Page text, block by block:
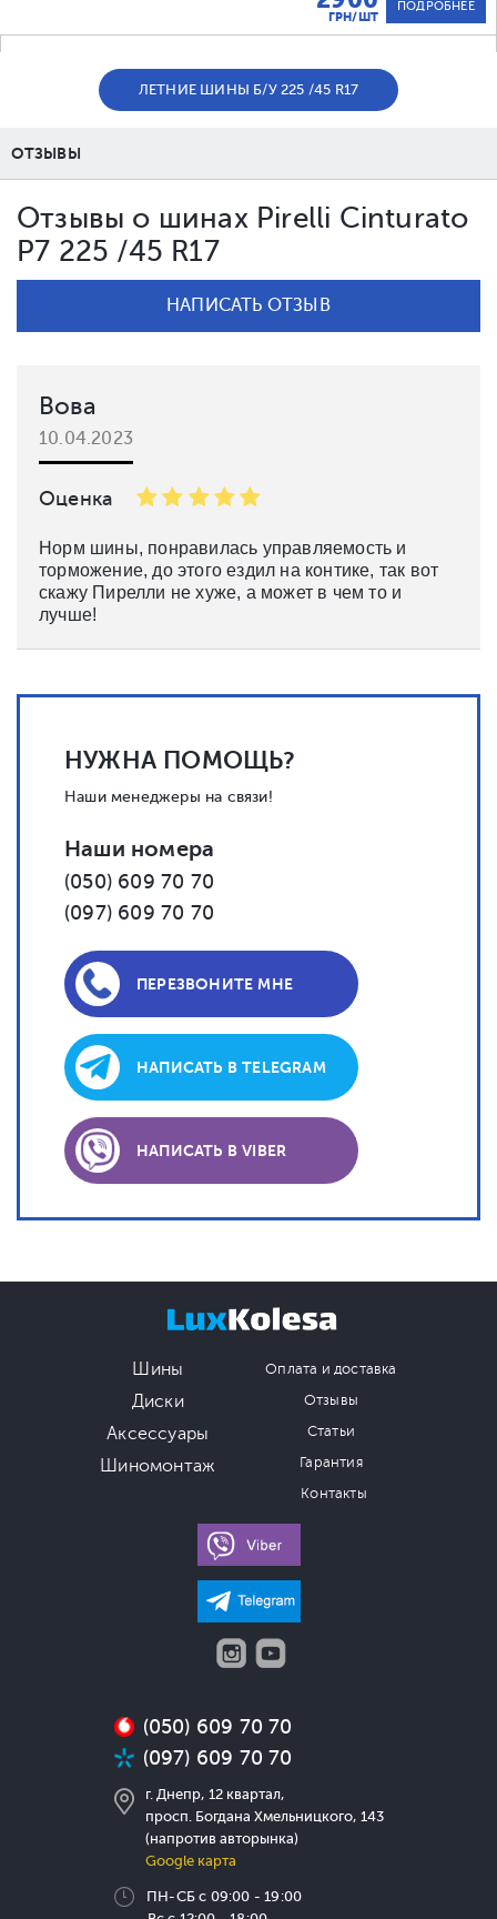
ГРН/ШТ
ПОДРОБНЕЕ
ЛЕТНИЕ ШИНЫ Б/У 225 /45 R17
ОТЗЫВЫ
Отзывы о шинах Pirelli Cinturato
P7 225 /45 R17
НАПИСАТЬ ОТЗЫВ
Вова
10.04.2023
Оценка
Норм шины, понравилась управляемость и
торможение, до этого ездил на контике, так вот
скажу Пирелли не хуже, а может в чем то и
лучше!
НУЖНА ПОМОЩЬ?
Наши менеджеры на связи!
Наши номера
(050) 609 70 70
(097) 609 70 70
ПЕРЕЗВОНИТЕ МНЕ
НАПИСАТЬ В TELEGRAM
НАПИСАТЬ В VIBER
Шины
Диски
Аксессуары
Шиномонтаж
Оплата и доставка
Отзывы
Статьи
Гарантия
Контакты
(050) 609 70 70
(097) 609 70 70
г. Днепр, 12 квартал,
просп. Богдана Хмельницкого, 143
(напротив авторынка)
Google карта
ПН-СБ с 09:00 - 19:00